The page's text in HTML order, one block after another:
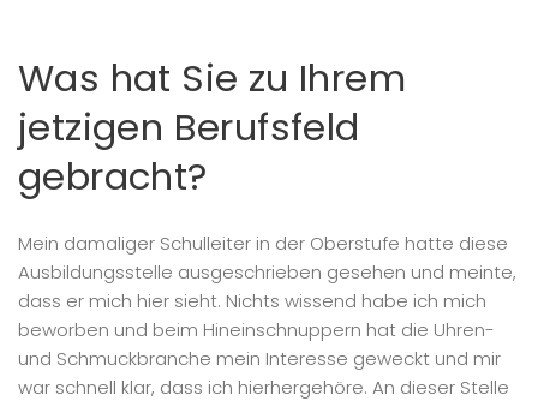
Was hat Sie zu Ihrem
jetzigen Berufsfeld
gebracht?
Mein damaliger Schulleiter in der Oberstufe hatte diese
Ausbildungsstelle ausgeschrieben gesehen und meinte,
dass er mich hier sieht. Nichts wissend habe ich mich
beworben und beim Hineinschnuppern hat die Uhren-
und Schmuckbranche mein Interesse geweckt und mir
war schnell klar, dass ich hierhergehöre. An dieser Stelle